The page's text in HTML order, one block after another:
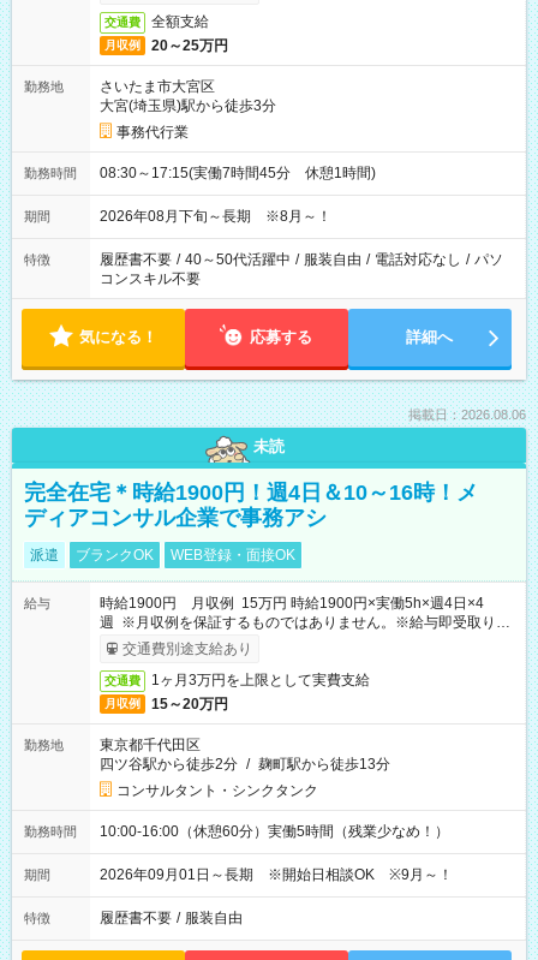
交通費 全額支給
月収例 20～25万円
勤務地
さいたま市大宮区
大宮(埼玉県)駅から徒歩3分
事務代行業
勤務時間 08:30～17:15(実働7時間45分 休憩1時間)
期間 2026年08月下旬～長期 ※8月～！
特徴 履歴書不要 / 40～50代活躍中 / 服装自由 / 電話対応なし / パソ
コンスキル不要
気になる！ 応募する 詳細へ
掲載日：2026.08.06
未読
完全在宅＊時給1900円！週4日＆10～16時！メ
ディアコンサル企業で事務アシ
派遣 ブランクOK WEB登録・面接OK
給与
時給1900円 月収例 15万円 時給1900円×実働5h×週4日×4
週 ※月収例を保証するものではありません。※給与即受取りサ
ービス利用可（利用条件有）
交通費別途支給あり
交通費 1ヶ月3万円を上限として実費支給
月収例 15～20万円
勤務地
東京都千代田区
四ツ谷駅から徒歩2分 / 麹町駅から徒歩13分
コンサルタント・シンクタンク
勤務時間 10:00-16:00（休憩60分）実働5時間（残業少なめ！）
期間 2026年09月01日～長期 ※開始日相談OK ※9月～！
特徴 履歴書不要 / 服装自由